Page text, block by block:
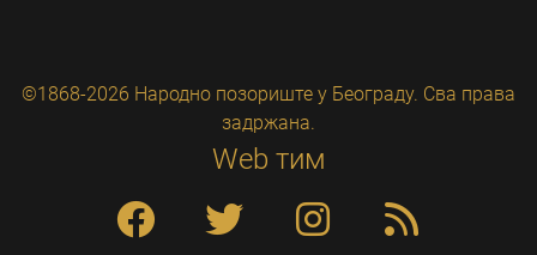
©1868-2026 Народно позориште у Београду. Сва права
задржана.
Web тим